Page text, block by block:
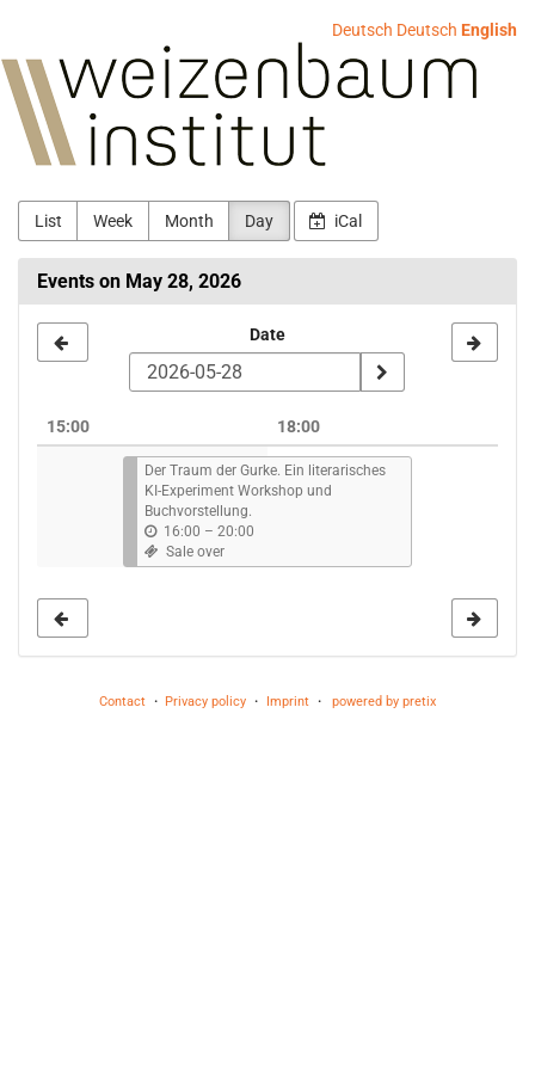
content
Deutsch Deutsch English
Weizenbaum-
Institut
List Week Month Day iCal
Events on May 28, 2026
to
display
Date
15:00 18:00
Der Traum der Gurke. Ein literarisches
KI-Experiment Workshop und
Buchvorstellung.
16:00 – 20:00
Sale over
Contact Privacy policy Imprint powered by pretix